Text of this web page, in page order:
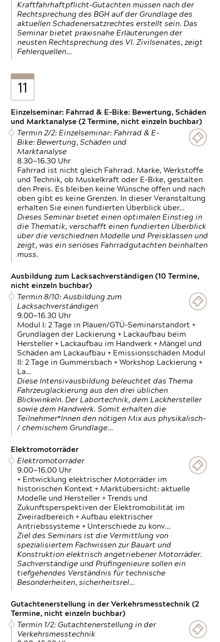
Kraftfahrhaftpflicht-Gutachten müssen nach der
Rechtsprechung des BGH auf der Grundlage des
aktuellen Schadenersatzrechtes erstellt sein. Das
Seminar bietet praxisnahe Erläuterungen der
neusten Rechtsprechung des VI. Zivilsenates, zeigt
Fehlerquellen…
11
Einzelseminar: Fahrrad & E-Bike: Bewertung, Schäden
und Marktanalyse (2 Termine, nicht einzeln buchbar)
Termin 2/2: Einzelseminar: Fahrrad & E-
Bike: Bewertung, Schäden und
Marktanalyse
8.30—16.30 Uhr
Fahrrad ist nicht gleich Fahrrad. Marke, Werkstoffe
und Technik, ob Muskelkraft oder E-Bike, gestalten
den Preis. Es bleiben keine Wünsche offen und nach
oben gibt es keine Grenzen. In dieser Veranstaltung
erhalten Sie einen fundierten Überblick über…
Dieses Seminar bietet einen optimalen Einstieg in
die Thematik, verschafft einen fundierten Überblick
über die verschiednen Modelle und Preisklassen und
zeigt, was ein seriöses Fahrradgutachten beinhalten
muss.
Ausbildung zum Lacksachverständigen (10 Termine,
nicht einzeln buchbar)
Termin 8/10: Ausbildung zum
Lacksachverständigen
9.00—16.30 Uhr
Modul I: 2 Tage in Plauen/GTÜ-Seminarstandort +
Grundlagen der Lackierung + Lackaufbau beim
Hersteller + Lackaufbau im Handwerk + Mängel und
Schäden am Lackaufbau + Emissionsschäden Modul
II: 2 Tage in Gummersbach + Workshop Lackierung +
La…
Diese Intensivausbildung beleuchtet das Thema
Fahrzeuglackierung aus den drei üblichen
Blickwinkeln. Der Labortechnik, dem Lackhersteller
sowie dem Handwerk. Somit erhalten die
Teilnehmer*Innen den nötigen Mix aus physikalisch-
/ chemischem Grundlage…
Elektromotorräder
Elektromotorräder
9.00—16.00 Uhr
+ Entwicklung elektrischer Motorräder im
historischen Kontext + Marktübersicht: aktuelle
Modelle und Hersteller + Trends und
Zukunftsperspektiven der Elektromobilität im
Zweiradbereich + Aufbau elektrischer
Antriebssysteme + Unterschiede zu konv…
Ziel des Seminars ist die Vermittlung von
spezialisiertem Fachwissen zur Bauart und
Konstruktion elektrisch angetriebener Motorräder.
Sachverständige und Prüfingenieure sollen ein
tiefgehendes Verständnis für technische
Besonderheiten, sicherheitsrel…
Gutachtenerstellung in der Verkehrsmesstechnik (2
Termine, nicht einzeln buchbar)
Termin 1/2: Gutachtenerstellung in der
Verkehrsmesstechnik